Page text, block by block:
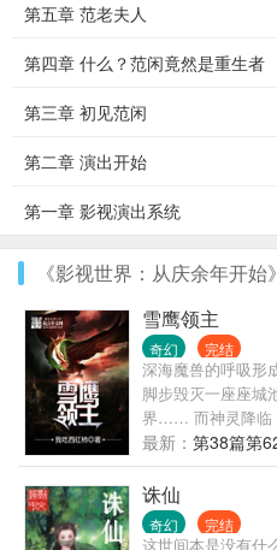
第五章 范老夫人
第四章 什么？范闲竟然是重生者
第三章 初见范闲
第二章 演出开始
第一章 影视演出系统
《影视世界：从庆余年开始
雪鹰领主
奇幻 完结
深海魔兽的呼吸
脚步毁灭一座座
界…… 而神灵降临
整个世界由夏族帝
国，知识渊博的法
士们巡守天空大地
个很小很不起眼的
就从这里开始！
最新： 第38篇第
诛仙
奇幻 完结
这世间本是没有什